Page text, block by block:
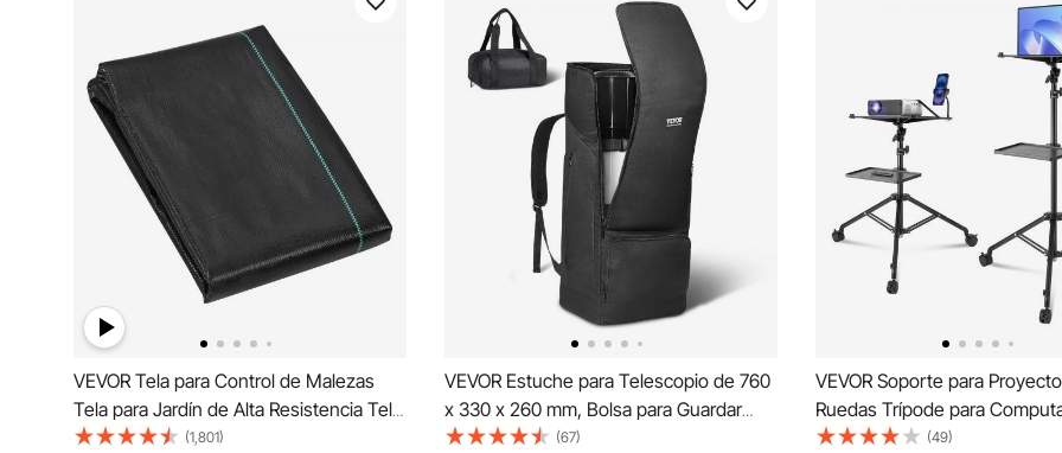
VEVOR Tela para Control de Malezas
Tela para Jardín de Alta Resistencia Tela
Tejida para Control de Malezas de PP
(1,801)
VEVOR Estuche para Telescopio de 760
x 330 x 260 mm, Bolsa para Guardar
Telescopios con Correa de Seguridad,
(67)
VEVOR Soporte para
Ruedas Trípode para
Portátil con 2 Bandejas y
(49)